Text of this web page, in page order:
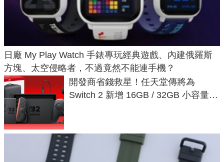
日廠 My Play Watch 手錶專玩經典遊戲、內建俄羅斯
方塊、太空侵略者，不過竟然不能連手機？
開發商省錢救星！任天堂傳將為
Switch 2 新增 16GB / 32GB 小容量遊